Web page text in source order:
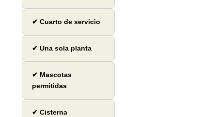
✔ Cuarto de servicio
✔ Una sola planta
✔ Mascotas
permitidas
✔ Cisterna